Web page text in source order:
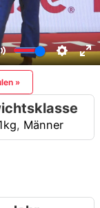
»
, Männer